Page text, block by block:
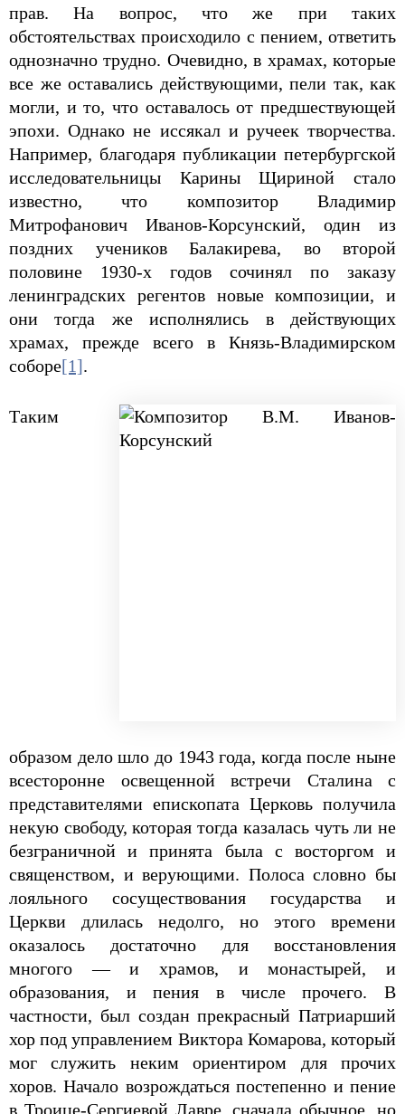
прав. На вопрос, что же при таких
обстоятельствах происходило с пением, ответить
однозначно трудно. Очевидно, в храмах, которые
все же оставались действующими, пели так, как
могли, и то, что оставалось от предшествующей
эпохи. Однако не иссякал и ручеек творчества.
Например, благодаря публикации петербургской
исследовательницы Карины Щириной стало
известно, что композитор Владимир
Митрофанович Иванов-Корсунский, один из
поздних учеников Балакирева, во второй
половине 1930-х годов сочинял по заказу
ленинградских регентов новые композиции, и
они тогда же исполнялись в действующих
храмах, прежде всего в Князь-Владимирском
соборе[1].
Таким
образом дело шло до 1943 года, когда после ныне
всесторонне освещенной встречи Сталина с
представителями епископата Церковь получила
некую свободу, которая тогда казалась чуть ли не
безграничной и принята была с восторгом и
священством, и верующими. Полоса словно бы
лояльного сосуществования государства и
Церкви длилась недолго, но этого времени
оказалось достаточно для восстановления
многого — и храмов, и монастырей, и
образования, и пения в числе прочего. В
частности, был создан прекрасный Патриарший
хор под управлением Виктора Комарова, который
мог служить неким ориентиром для прочих
хоров. Начало возрождаться постепенно и пение
в Троице-Сергиевой Лавре, сначала обычное, но